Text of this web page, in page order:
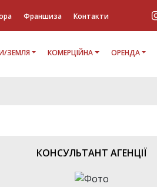
Франшиза Контакти
ЗЕМЛЯ КОМЕРЦІЙНА ОРЕНДА
КОНСУЛЬТАНТ АГЕНЦІЇ